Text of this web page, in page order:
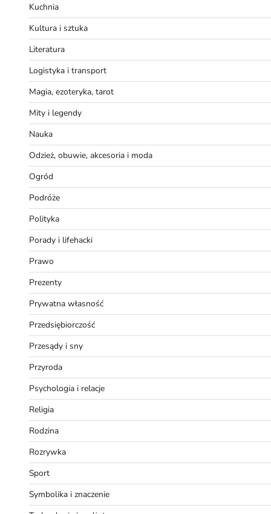
Kuchnia
Kultura i sztuka
Literatura
Logistyka i transport
Magia, ezoteryka, tarot
Mity i legendy
Nauka
Odzież, obuwie, akcesoria i moda
Ogród
Podróże
Polityka
Porady i lifehacki
Prawo
Prezenty
Prywatna własność
Przedsiębiorczość
Przesądy i sny
Przyroda
Psychologia i relacje
Religia
Rodzina
Rozrywka
Sport
Symbolika i znaczenie